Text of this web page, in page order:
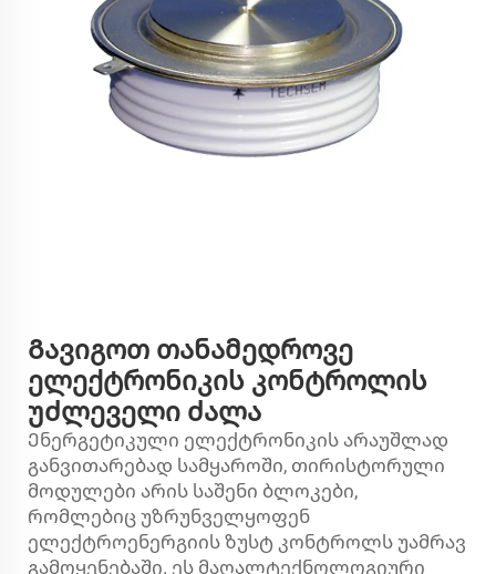
Გავიგოთ თანამედროვე
ელექტრონიკის კონტროლის
უძლეველი ძალა
Ენერგეტიკული ელექტრონიკის არაუშლად
განვითარებად სამყაროში, თირისტორული
მოდულები არის საშენი ბლოკები,
რომლებიც უზრუნველყოფენ
ელექტროენერგიის ზუსტ კონტროლს უამრავ
გამოყენებაში. ეს მაღალტექნოლოგიური